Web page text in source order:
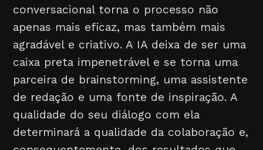
conversacional torna o processo não
apenas mais eficaz, mas também mais
agradável e criativo. A IA deixa de ser uma
caixa preta impenetrável e se torna uma
parceira de brainstorming, uma assistente
de redação e uma fonte de inspiração. A
qualidade do seu diálogo com ela
determinará a qualidade da colaboração e,